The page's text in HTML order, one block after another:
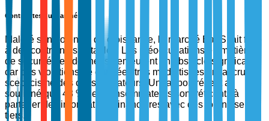
Contraintes du marché
Malgré son potentiel de croissance, le marché BaaS fait face
à des contraintes notables. Les préoccupations en matière
de sécurité des données demeurent un obstacle significatif,
car des violations de données très médiatisées ont accru le
scepticisme des consommateurs. Un rapport récent a
souligné que 48 % des consommateurs sont réticents à
partager des informations financières avec des fournisseurs
tiers.